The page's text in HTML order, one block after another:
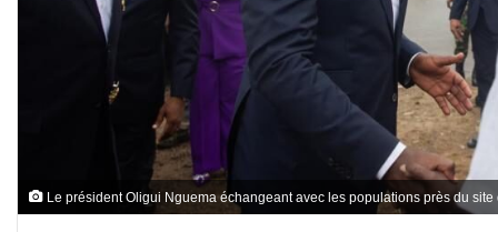
Le président Oligui Nguema échangeant avec les populations près du